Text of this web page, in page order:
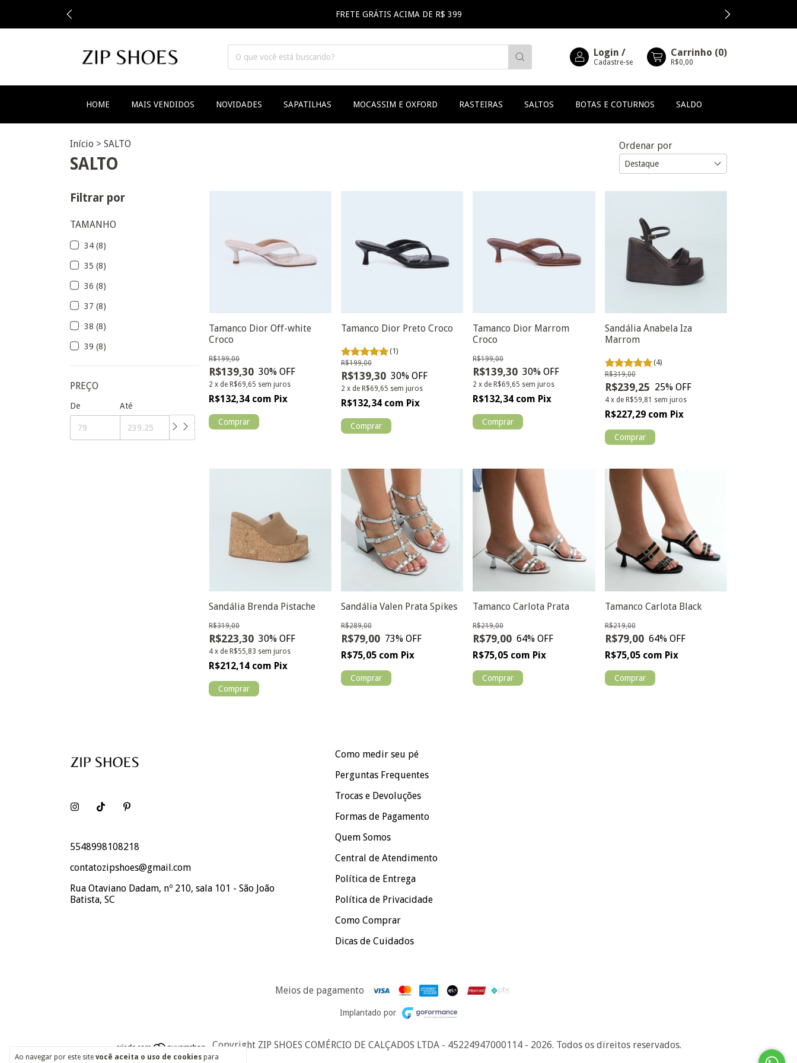
FRETE GRÁTIS ACIMA DE R$ 399
Login /
Cadastre-se
Carrinho (0)
R$0,00
HOME MAIS VENDIDOS NOVIDADES SAPATILHAS MOCASSIM E OXFORD RASTEIRAS SALTOS BOTAS E COTURNOS SALDO
Ao navegar por este site você aceita o uso de cookies para
Início > SALTO
SALTO
Ordenar por
Filtrar por
TAMANHO
34 (8)
35 (8)
36 (8)
37 (8)
38 (8)
39 (8)
PREÇO
De Até
Tamanco Dior Off-white
Croco
R$139,30
R$199,00
30% OFF
2 x de R$69,65 sem juros
R$132,34 com Pix
Comprar
Tamanco Dior Preto Croco
(1)
R$139,30
R$199,00
30% OFF
2 x de R$69,65 sem juros
R$132,34 com Pix
Comprar
Tamanco Dior Marrom
Croco
R$139,30
R$199,00
30% OFF
2 x de R$69,65 sem juros
R$132,34 com Pix
Comprar
Sandália Anabela Iza
Marrom
(4)
R$239,25
R$319,00
25% OFF
4 x de R$59,81 sem juros
R$227,29 com Pix
Comprar
Sandália Brenda Pistache
R$223,30
R$319,00
30% OFF
4 x deR$55,83 sem juros
R$212,14 com Pix
Comprar
Sandália Valen Prata Spikes
R$79,00
R$289,00
73% OFF
R$75,05 com Pix
Comprar
Tamanco Carlota Prata
R$79,00
R$219,00
64% OFF
R$75,05 com Pix
Comprar
Tamanco Carlota Black
R$79,00
R$219,00
64% OFF
R$75,05 com Pix
Comprar
5548998108218
contatozipshoes@gmail.com
Rua Otaviano Dadam, nº 210, sala 101 - São João
Batista, SC
Como medir seu pé
Perguntas Frequentes
Trocas e Devoluções
Formas de Pagamento
Quem Somos
Central de Atendimento
Política de Entrega
Política de Privacidade
Como Comprar
Dicas de Cuidados
Meios de pagamento
Implantado por
Copyright ZIP SHOES COMÉRCIO DE CALÇADOS LTDA - 45224947000114 - 2026. Todos os direitos reservados.